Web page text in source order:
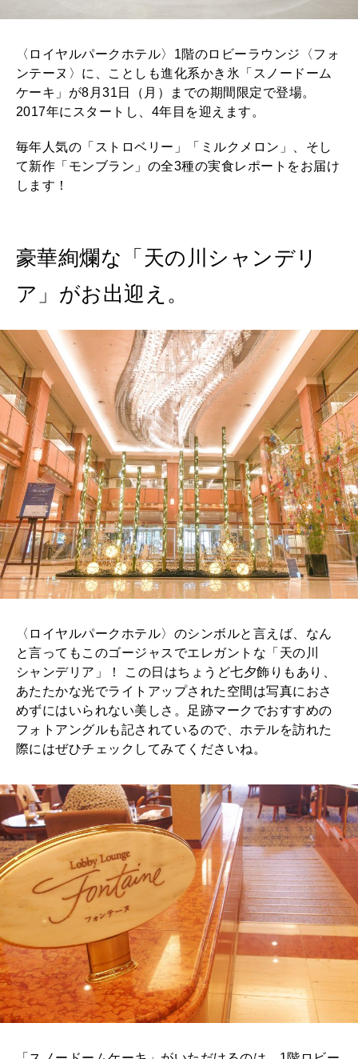
〈ロイヤルパークホテル〉1階のロビーラウンジ〈フォ
ンテーヌ〉に、ことしも進化系かき氷「スノードーム
ケーキ」が8月31日（月）までの期間限定で登場。
2017年にスタートし、4年目を迎えます。
毎年人気の「ストロベリー」「ミルクメロン」、そし
て新作「モンブラン」の全3種の実食レポートをお届け
します！
豪華絢爛な「天の川シャンデリ
ア」がお出迎え。
〈ロイヤルパークホテル〉のシンボルと言えば、なん
と言ってもこのゴージャスでエレガントな「天の川
シャンデリア」！ この日はちょうど七夕飾りもあり、
あたたかな光でライトアップされた空間は写真におさ
めずにはいられない美しさ。足跡マークでおすすめの
フォトアングルも記されているので、ホテルを訪れた
際にはぜひチェックしてみてくださいね。